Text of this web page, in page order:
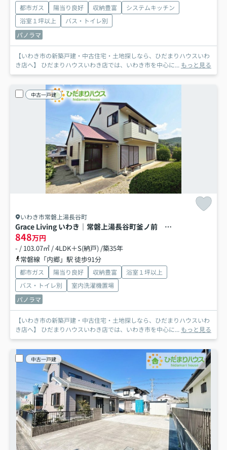
都市ガス 陽当り良好 収納豊富
システムキッチン
浴室１坪以上
バス・トイレ別
パノラマ
【いわき市の新築戸建・中古住宅・土地探しなら、ひだまりハウスいわ
き店へ】 ひだまりハウスいわき店では、いわき市を中心に... もっと見る
中古一戸建
いわき市常磐上湯長谷町
Grace Living いわき｜常磐上湯長谷町釜ノ前 中古戸建
848万円
- / 103.07㎡ / 4LDK＋S(納戸) /築35年
常磐線「内郷」駅 徒歩91分
都市ガス 陽当り良好 収納豊富
浴室１坪以上
バス・トイレ別
室内洗濯機置場
パノラマ
【いわき市の新築戸建・中古住宅・土地探しなら、ひだまりハウスいわ
き店へ】 ひだまりハウスいわき店では、いわき市を中心に... もっと見る
中古一戸建